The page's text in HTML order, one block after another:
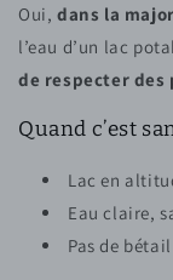
Oui, dans la
l’eau d’un lac
de respecter des
Quand c’est
Lac en
Eau claire,
Pas de